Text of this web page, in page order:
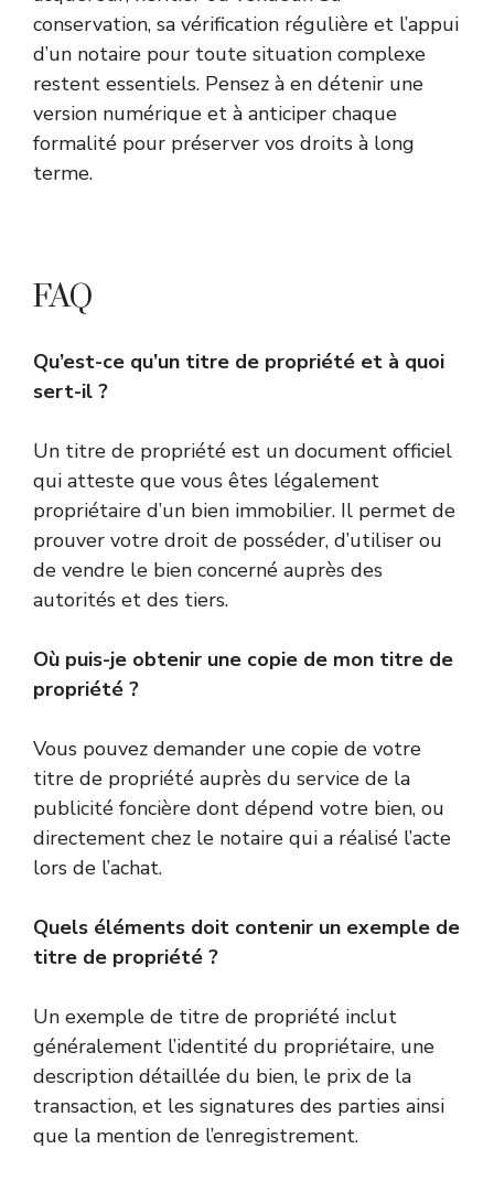
conservation, sa vérification régulière et l’appui
d’un notaire pour toute situation complexe
restent essentiels. Pensez à en détenir une
version numérique et à anticiper chaque
formalité pour préserver vos droits à long
terme.
FAQ
Qu’est-ce qu’un titre de propriété et à quoi
sert-il ?
Un titre de propriété est un document officiel
qui atteste que vous êtes légalement
propriétaire d’un bien immobilier. Il permet de
prouver votre droit de posséder, d’utiliser ou
de vendre le bien concerné auprès des
autorités et des tiers.
Où puis-je obtenir une copie de mon titre de
propriété ?
Vous pouvez demander une copie de votre
titre de propriété auprès du service de la
publicité foncière dont dépend votre bien, ou
directement chez le notaire qui a réalisé l’acte
lors de l’achat.
Quels éléments doit contenir un exemple de
titre de propriété ?
Un exemple de titre de propriété inclut
généralement l’identité du propriétaire, une
description détaillée du bien, le prix de la
transaction, et les signatures des parties ainsi
que la mention de l’enregistrement.